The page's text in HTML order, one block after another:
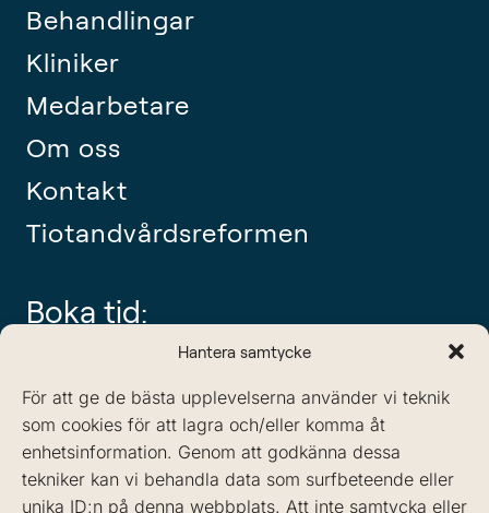
Hantera samtycke
För att ge de bästa upplevelserna använder vi teknik
som cookies för att lagra och/eller komma åt
enhetsinformation. Genom att godkänna dessa
tekniker kan vi behandla data som surfbeteende eller
unika ID:n på denna webbplats. Att inte samtycka eller
Behandlingar
Kliniker
Medarbetare
Om oss
Kontakt
Tiotandvårdsreformen
Boka tid: